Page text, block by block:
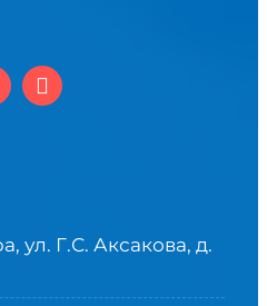
ул. Г.С. Аксакова, д.